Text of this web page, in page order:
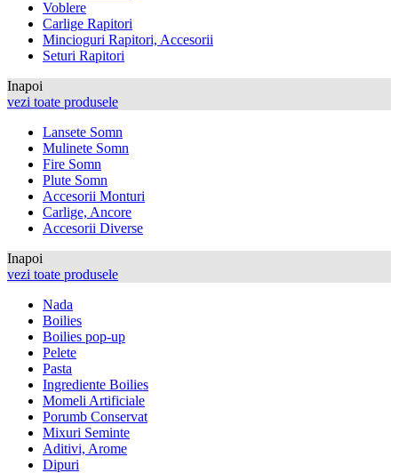
Voblere
Carlige Rapitori
Mincioguri Rapitori, Accesorii
Seturi Rapitori
Inapoi
vezi toate produsele
Lansete Somn
Mulinete Somn
Fire Somn
Plute Somn
Accesorii Monturi
Carlige, Ancore
Accesorii Diverse
Inapoi
vezi toate produsele
Nada
Boilies
Boilies pop-up
Pelete
Pasta
Ingrediente Boilies
Momeli Artificiale
Porumb Conservat
Mixuri Seminte
Aditivi, Arome
Dipuri